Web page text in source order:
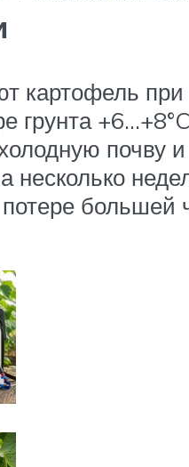
картофель при
грунта
почву и
несколько
большей